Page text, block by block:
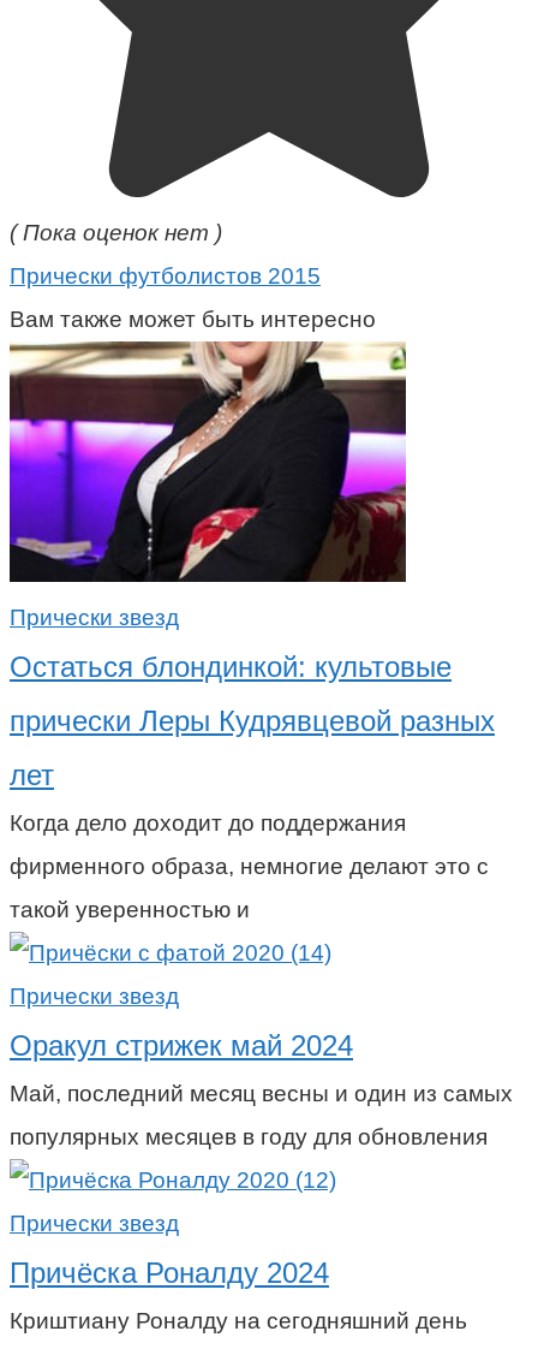
( Пока оценок нет )
Прически футболистов 2015
Вам также может быть интересно
Прически звезд
Остаться блондинкой: культовые
прически Леры Кудрявцевой разных
лет
Когда дело доходит до поддержания
фирменного образа, немногие делают это с
такой уверенностью и
Прически звезд
Оракул стрижек май 2024
Май, последний месяц весны и один из самых
популярных месяцев в году для обновления
Прически звезд
Причёска Роналду 2024
Криштиану Роналду на сегодняшний день